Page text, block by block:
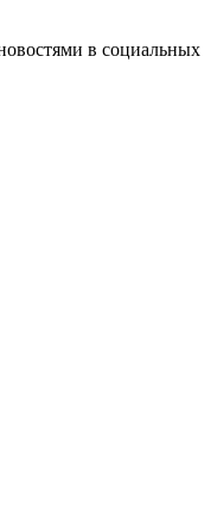
в социальных